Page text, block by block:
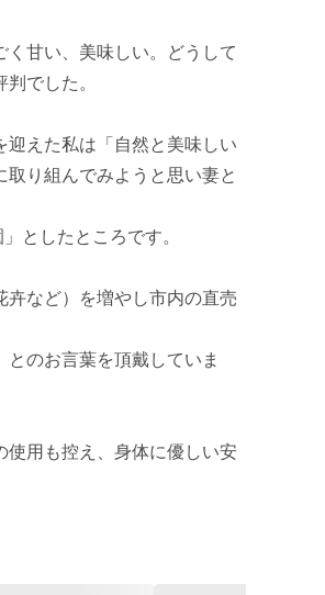
甘い、美味しい。どうして
でした。
えた私は「自然と美味しい
り組んでみようと思い妻と
としたところです。
など）を増やし市内の直売
のお言葉を頂戴していま
用も控え、身体に優しい安